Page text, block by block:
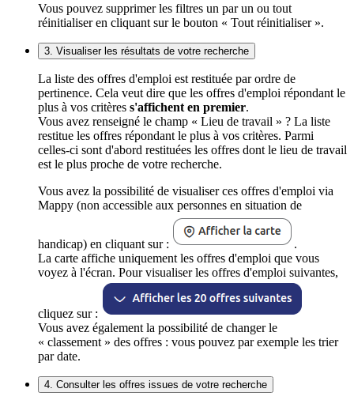
Vous pouvez supprimer les filtres un par un ou tout
réinitialiser en cliquant sur le bouton « Tout réinitialiser ».
3. Visualiser les résultats de votre recherche
La liste des offres d'emploi est restituée par ordre de
pertinence. Cela veut dire que les offres d'emploi répondant le
plus à vos critères s'affichent en premier.
Vous avez renseigné le champ « Lieu de travail » ? La liste
restitue les offres répondant le plus à vos critères. Parmi
celles-ci sont d'abord restituées les offres dont le lieu de travail
est le plus proche de votre recherche.
Vous avez la possibilité de visualiser ces offres d'emploi via
Mappy (non accessible aux personnes en situation de
handicap) en cliquant sur :
.
La carte affiche uniquement les offres d'emploi que vous
voyez à l'écran. Pour visualiser les offres d'emploi suivantes,
cliquez sur :
Vous avez également la possibilité de changer le
« classement » des offres : vous pouvez par exemple les trier
par date.
4. Consulter les offres issues de votre recherche